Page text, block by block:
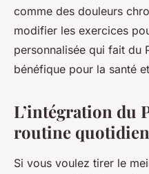
comme des douleurs
modifier les exercices
personnalisée qui fait du
bénéfique pour la santé
L’intégration du
routine
Si vous voulez tirer le